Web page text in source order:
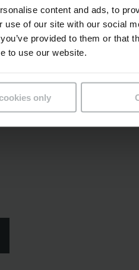
content and ads, to
use of our site with our social
provided to them or that
to use our website.
only